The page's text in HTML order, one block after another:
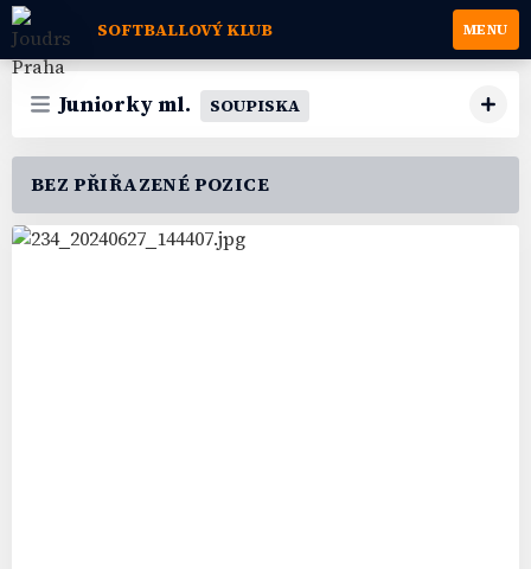
SOFTBALLOVÝ KLUB MENU
Juniorky ml. SOUPISKA
BEZ PŘIŘAZENÉ POZICE